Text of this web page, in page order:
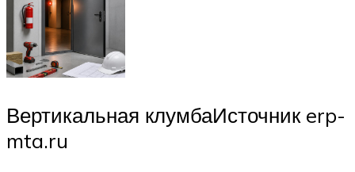
Вертикальная клумбаИсточник erp-
mta.ru